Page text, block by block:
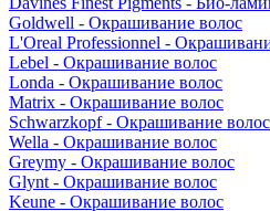
Goldwell - Окрашивание волос
L'Oreal Professionnel -
Lebel - Окрашивание волос
Londa - Окрашивание волос
Matrix - Окрашивание волос
Schwarzkopf - Окрашивание волос
Wella - Окрашивание волос
Greymy - Окрашивание волос
Glynt - Окрашивание волос
Keune - Окрашивание волос